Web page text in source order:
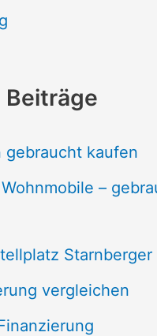
Beiträge
gebraucht kaufen
–
Starnberger
vergleichen